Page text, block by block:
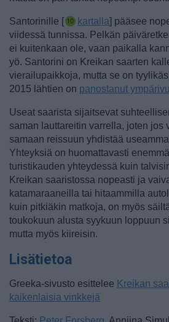
Santorinille [ kartalla] pääsee
viidessä tunnissa. Pelkän
ei kuitenkaan ole, vaan paikalla
yö. Santorini on Kreikan saarten
vierailupaikkoja, mutta se on
2015 lähtien on panostanut
Useat saarista sijaitsevat
saman lauttareitin varrella, joten jos
samaan reissuun yhdistää
Yhteyksiä on huomattavasti
turistikauden yhteydessä kuin
Kreikan saaristossa nopeasti ja
katamaraaneilla tai hitaammilla
kuin pitkiäkin matkoja, on myös
toukokuun alusta syykuun loppuun
mutta myös kiireisin.
Lisätietoa
Greeka-sivusto esittelee Kreikan
kaikenlaisia vinkkejä